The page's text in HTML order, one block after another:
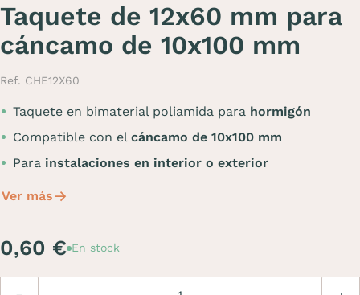
Taquete de 12x60 mm para
cáncamo de 10x100 mm
Ref. CHE12X60
Taquete en bimaterial poliamida para hormigón
Compatible con el cáncamo de 10x100 mm
Para instalaciones en interior o exterior
Ver más
0,60 € En stock